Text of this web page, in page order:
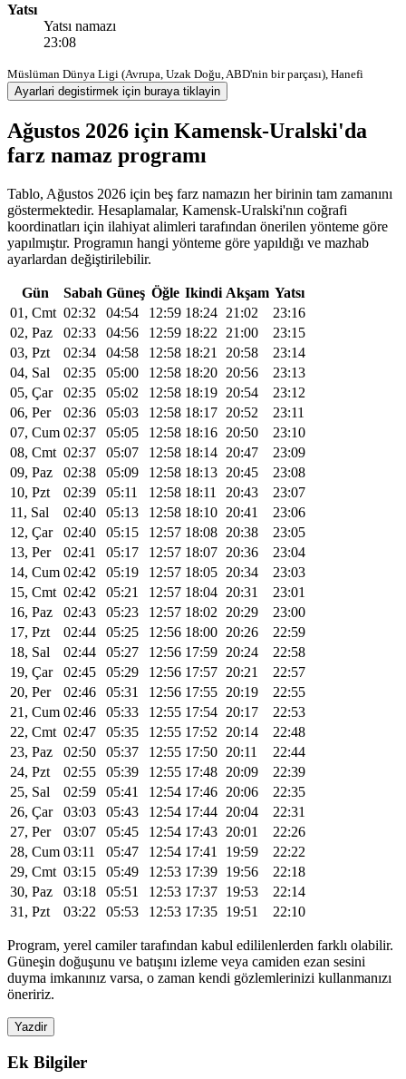
Yatsı
Yatsı namazı
23:08
Müslüman Dünya Ligi (Avrupa, Uzak Doğu, ABD'nin bir parçası), Hanefi
Ayarlari degistirmek için buraya tiklayin
Ağustos 2026 için Kamensk-Uralski'da
farz namaz programı
Tablo, Ağustos 2026 için beş farz namazın her birinin tam zamanını
göstermektedir. Hesaplamalar, Kamensk-Uralski'nın coğrafi
koordinatları için ilahiyat alimleri tarafından önerilen yönteme göre
yapılmıştır. Programın hangi yönteme göre yapıldığı ve mazhab
ayarlardan değiştirilebilir.
Gün Sabah Güneş Öğle Ikindi Akşam Yatsı
01, Cmt 02:32 04:54 12:59 18:24 21:02
23:16
02, Paz
02:33 04:56 12:59 18:22 21:00
23:15
03, Pzt
02:34 04:58 12:58 18:21 20:58
23:14
04, Sal
02:35 05:00 12:58 18:20 20:56
23:13
05, Çar
02:35 05:02 12:58 18:19 20:54
23:12
06, Per
02:36 05:03 12:58 18:17 20:52
23:11
07, Cum 02:37 05:05 12:58 18:16 20:50
23:10
08, Cmt 02:37 05:07 12:58 18:14 20:47
23:09
09, Paz
02:38 05:09 12:58 18:13 20:45
23:08
10, Pzt
02:39 05:11 12:58 18:11 20:43
23:07
11, Sal
02:40 05:13 12:58 18:10 20:41
23:06
12, Çar
02:40 05:15 12:57 18:08 20:38
23:05
13, Per
02:41 05:17 12:57 18:07 20:36
23:04
14, Cum 02:42 05:19 12:57 18:05 20:34
23:03
15, Cmt 02:42 05:21 12:57 18:04 20:31
23:01
16, Paz
02:43 05:23 12:57 18:02 20:29
23:00
17, Pzt
02:44 05:25 12:56 18:00 20:26
22:59
18, Sal
02:44 05:27 12:56 17:59 20:24
22:58
19, Çar
02:45 05:29 12:56 17:57 20:21
22:57
20, Per
02:46 05:31 12:56 17:55 20:19
22:55
21, Cum 02:46 05:33 12:55 17:54 20:17
22:53
22, Cmt 02:47 05:35 12:55 17:52 20:14
22:48
23, Paz
02:50 05:37 12:55 17:50 20:11
22:44
24, Pzt
02:55 05:39 12:55 17:48 20:09
22:39
25, Sal
02:59 05:41 12:54 17:46 20:06
22:35
26, Çar
03:03 05:43 12:54 17:44 20:04
22:31
27, Per
03:07 05:45 12:54 17:43 20:01
22:26
28, Cum 03:11 05:47 12:54 17:41 19:59
22:22
29, Cmt 03:15 05:49 12:53 17:39 19:56
22:18
30, Paz
03:18 05:51 12:53 17:37 19:53
22:14
31, Pzt
03:22 05:53 12:53 17:35 19:51 22:10
Program, yerel camiler tarafından kabul edililenlerden farklı olabilir.
Güneşin doğuşunu ve batışını izleme veya camiden ezan sesini
duyma imkanınız varsa, o zaman kendi gözlemlerinizi kullanmanızı
öneririz.
Yazdir
Ek Bilgiler